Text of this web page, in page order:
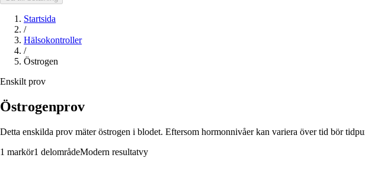
Startsida
/
Hälsokontroller
/
Östrogen
Enskilt prov
Östrogenprov
Detta enskilda prov mäter östrogen i blodet. Eftersom hormonnivåer kan variera över tid bör
1 markör1 delområdeModern resultatvy